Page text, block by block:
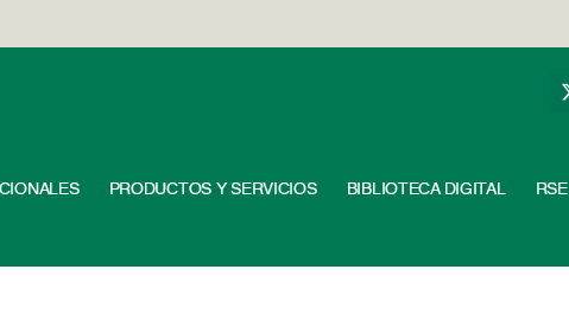
PRODUCTOS Y SERVICIOS BIBLIOTECA DIGITAL RSE